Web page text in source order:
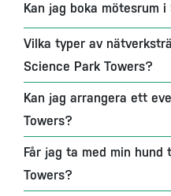
Kan jag boka mötesrum
Vilka typer av
Science Park Towers?
Kan jag arrangera ett
Towers?
Får jag ta med min hund
Towers?